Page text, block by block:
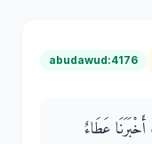
abudawud:4176
عَطَاءٌ